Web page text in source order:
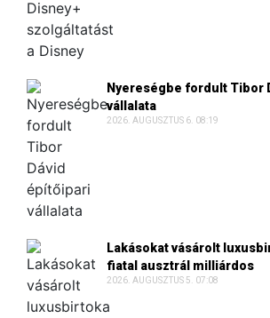
Nyereségbe fordult Tibor
vállalata
2026. AUGUSZTUS 6. 08:19
Lakásokat vásárolt
fiatal ausztrál milliárdos
2026. AUGUSZTUS 5. 07:08